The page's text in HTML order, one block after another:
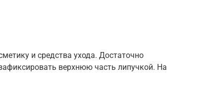
и средства ухода. Достаточно
верхнюю часть липучкой. На